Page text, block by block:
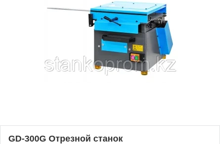
GD-300G Отрезной станок